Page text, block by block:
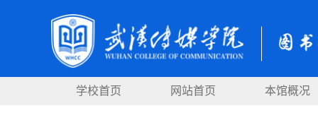
学校首页 网站首页 本馆概况